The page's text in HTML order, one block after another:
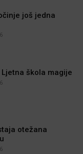
još jedna
škola magije
otežana